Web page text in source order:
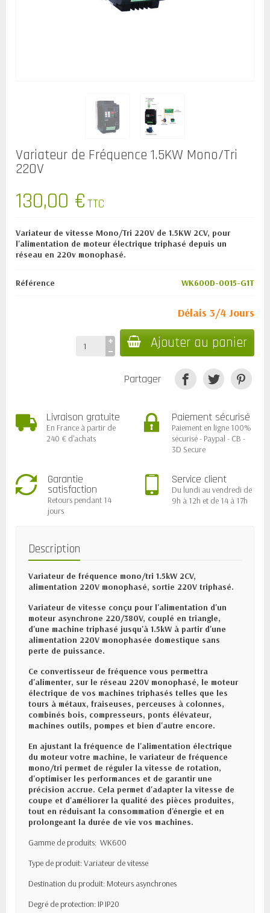
Variateur de Fréquence 1.5KW Mono/Tri
220V
130,00 €TTC
Variateur de vitesse Mono/Tri 220V de 1.5KW 2CV, pour
l'alimentation de moteur électrique triphasé depuis un
réseau en 220v monophasé.
Référence WK600D-0015-G1T
Délais 3/4 Jours
Ajouter au panier
Partager
Livraison gratuite
En France à partir de
240 € d'achats
Paiement sécurisé
Paiement en ligne 100%
sécurisé - Paypal - CB -
3D Secure
Garantie
satisfaction
Retours pendant 14
jours
Service client
Du lundi au vendredi de
9h à 12h et de 14 à 17h
Description
Variateur de fréquence mono/tri 1.5kW 2CV,
alimentation 220V monophasé, sortie 220V triphasé.
Variateur de vitesse conçu pour l'alimentation d'un
moteur asynchrone 220/380V, couplé en triangle,
d'une machine triphasé jusqu'à 1.5kW à partir d'une
alimentation 220V monophasée domestique sans
perte de puissance.
Ce convertisseur de fréquence vous permettra
d'alimenter, sur le réseau 220V monophasé, le moteur
électrique de vos machines triphasés telles que les
tours à métaux, fraiseuses, perceuses à colonnes,
combinés bois, compresseurs, ponts élévateur,
machines outils, pompes et bien d'autre encore.
En ajustant la fréquence de l'alimentation électrique
du moteur votre machine, le variateur de fréquence
mono/tri permet de réguler la vitesse de rotation,
d'optimiser les performances et de garantir une
précision accrue. Cela permet d'adapter la vitesse de
coupe et d'améliorer la qualité des pièces produites,
tout en réduisant la consommation d'énergie et en
prolongeant la durée de vie vos machines.
Gamme de produits: WK600
Type de produit: Variateur de vitesse
Destination du produit: Moteurs asynchrones
Degré de protection: IP IP20